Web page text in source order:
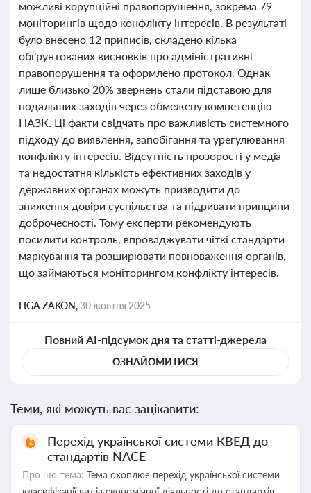
можливі корупційні правопорушення, зокрема 79
моніторингів щодо конфлікту інтересів. В результаті
було внесено 12 приписів, складено кілька
обґрунтованих висновків про адміністративні
правопорушення та оформлено протокол. Однак
лише близько 20% звернень стали підставою для
подальших заходів через обмежену компетенцію
НАЗК. Ці факти свідчать про важливість системного
підходу до виявлення, запобігання та урегулювання
конфлікту інтересів. Відсутність прозорості у медіа
та недостатня кількість ефективних заходів у
державних органах можуть призводити до
зниження довіри суспільства та підривати принципи
доброчесності. Тому експерти рекомендують
посилити контроль, впроваджувати чіткі стандарти
маркування та розширювати повноваження органів,
що займаються моніторингом конфлікту інтересів.
LIGA ZAKON,30 жовтня 2025
Повний AI-підсумок дня та статті-джерела
ОЗНАЙОМИТИСЯ
Теми, які можуть вас зацікавити:
Перехід української системи КВЕД до
стандартів NACE
Про що тема: Тема охоплює перехід української системи